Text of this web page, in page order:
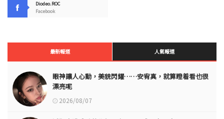
Diodeo.ROC
Facebook
最新報道 人氣報道
眼神讓人心動，美貌閃耀……安宥真，就算瞪着看也很
漂亮呢
2026/08/07